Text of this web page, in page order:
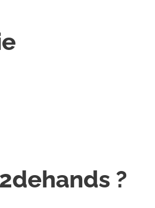
?